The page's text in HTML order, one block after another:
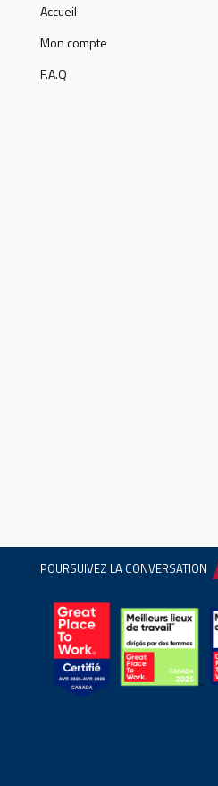
Accueil
Mon compte
F.A.Q
POURSUIVEZ LA CONVERSATION